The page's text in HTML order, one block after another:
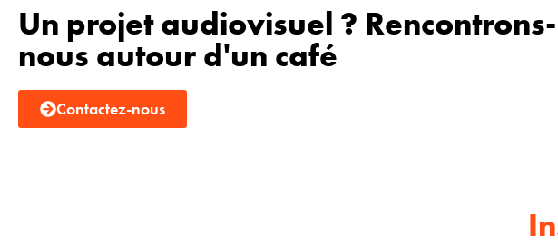
Un projet audiovisuel ? Rencontrons-
nous autour d'un café
Contactez-nous